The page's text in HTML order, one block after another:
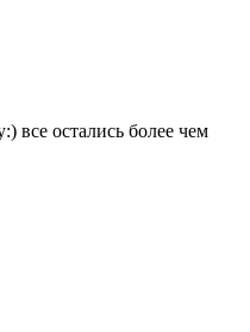
все остались более чем